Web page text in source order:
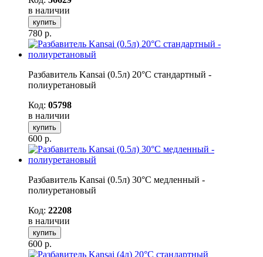
в наличии
купить
780 р.
Разбавитель Kansai (0.5л) 20°С стандартный -
полиуретановый
Код: 05798
в наличии
купить
600 р.
Разбавитель Kansai (0.5л) 30°С медленный -
полиуретановый
Код: 22208
в наличии
купить
600 р.